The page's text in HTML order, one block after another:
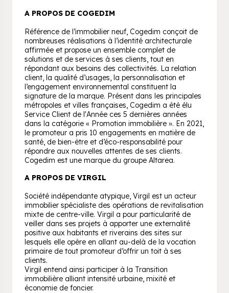
A PROPOS DE COGEDIM
Référence de l’immobilier neuf, Cogedim conçoit de
nombreuses réalisations à l’identité architecturale
affirmée et propose un ensemble complet de
solutions et de services à ses clients, tout en
répondant aux besoins des collectivités. La relation
client, la qualité d’usages, la personnalisation et
l’engagement environnemental constituent la
signature de la marque. Présent dans les principales
métropoles et villes françaises, Cogedim a été élu
Service Client de l'Année ces 5 dernières années
dans la catégorie « Promotion immobilière ». En 2021,
le promoteur a pris 10 engagements en matière de
santé, de bien-être et d’éco-responsabilité pour
répondre aux nouvelles attentes de ses clients.
Cogedim est une marque du groupe Altarea.
A PROPOS DE VIRGIL
Société indépendante atypique, Virgil est un acteur
immobilier spécialiste des opérations de revitalisation
mixte de centre-ville. Virgil a pour particularité de
veiller dans ses projets à apporter une externalité
positive aux habitants et riverains des sites sur
lesquels elle opère en allant au-delà de la vocation
primaire de tout promoteur d’offrir un toit à ses
clients.
Virgil entend ainsi participer à la Transition
immobilière alliant intensité urbaine, mixité et
économie de foncier.